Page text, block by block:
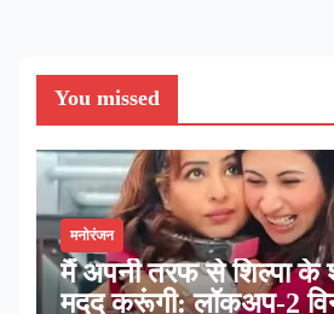
You missed
मनोरंजन
मैं अपनी तरफ से शिल्पा के
मदद करूंगी: लॉकअप-2